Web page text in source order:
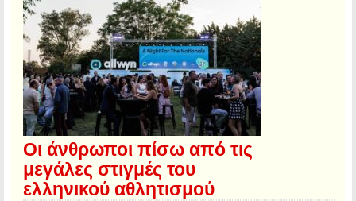
Οι άνθρωποι πίσω από τις
μεγάλες στιγμές του
ελληνικού αθλητισμού